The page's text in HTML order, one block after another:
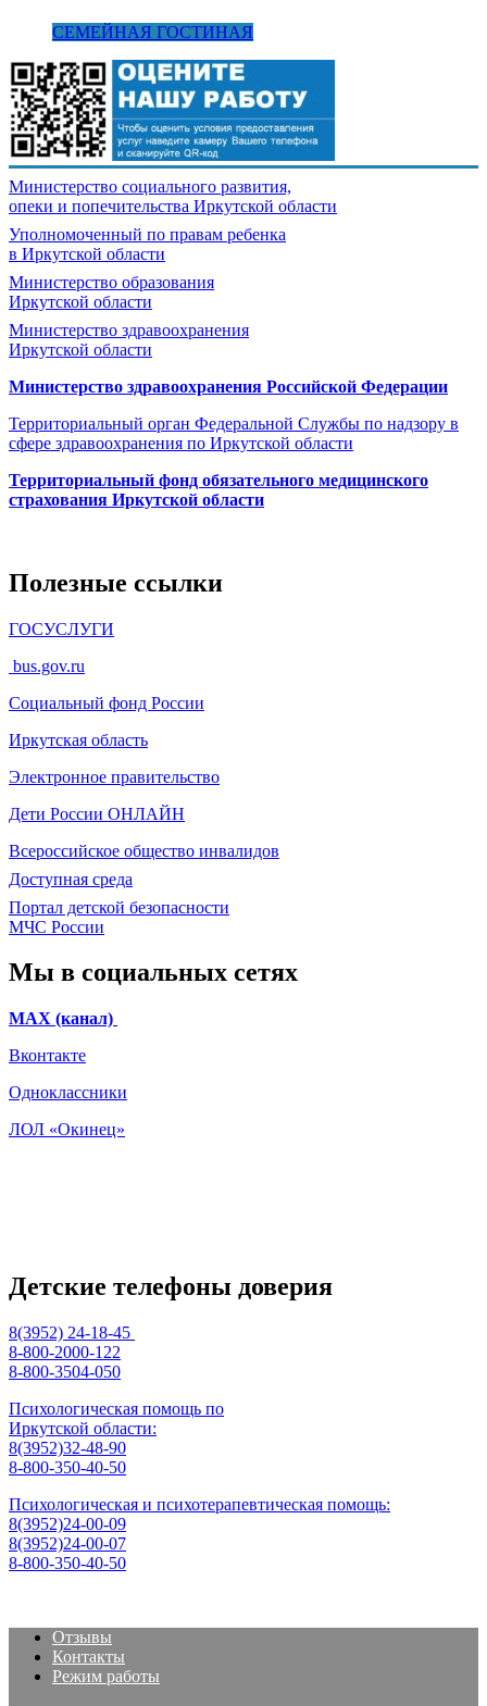
СЕМЕЙНАЯ ГОСТИНАЯ
Министерство социального развития,
опеки и попечительства Иркутской области
Уполномоченный по правам ребенка
в Иркутской области
Министерство образования
Иркутской области
Министерство здравоохранения
Иркутской области
Министерство здравоохранения Росcийской Федерации
Территориальный орган Федеральной Службы по надзору в
сфере здравоохранения по Иркутской области
Территориальный фонд обязательного медицинского
страхования Иркутской области
Полезные ссылки
ГОСУСЛУГИ
bus.gov.ru
Социальный фонд России
Иркутская область
Электронное правительство
Дети России ОНЛАЙН
Всероссийское общество инвалидов
Доступная среда
Портал детской безопасности
МЧС России
Мы в социальных сетях
МАХ (канал)
Вконтакте
Одноклассники
ЛОЛ «Окинец»
Детские телефоны доверия
8(3952) 24-18-45
8-800-2000-122
8-800-3504-050
Психологическая помощь по
Иркутской области:
8(3952)32-48-90
8-800-350-40-50
Психологическая и психотерапевтическая помощь:
8(3952)24-00-09
8(3952)24-00-07
8-800-350-40-50
Отзывы
Контакты
Режим работы